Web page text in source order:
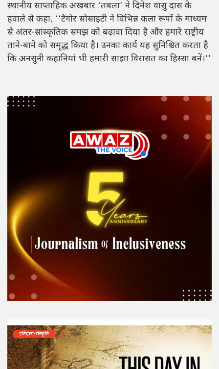
स्थानीय साप्ताहिक अखबार ‘तबला’ ने दिनेश वासु दास के
हवाले से कहा, ‘‘टैगोर सोसाइटी ने विभिन्न कला रूपों के माध्यम
से अंतर-सांस्कृतिक समझ को बढ़ावा दिया है और हमारे राष्ट्रीय
ताने-बाने को समृद्ध किया है। उनका कार्य यह सुनिश्चित करता है
कि अनसुनी कहानियां भी हमारी साझा विरासत का हिस्सा बनें।’’
इतिहास-संस्कृति